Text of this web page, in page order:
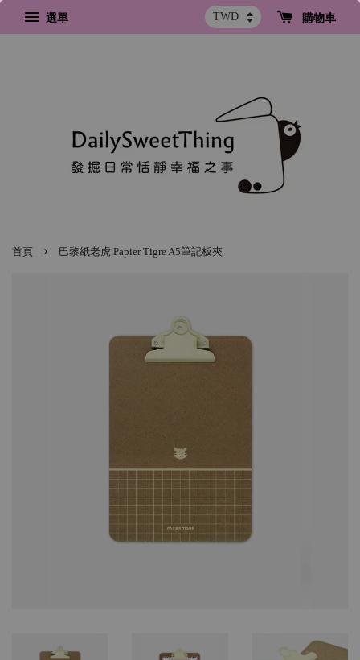
選單 購物車
首頁 › 巴黎紙老虎 Papier Tigre A5筆記板夾